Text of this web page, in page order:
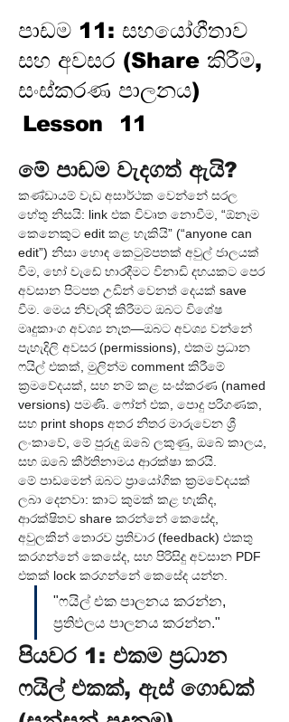
පාඩම 11: සහයෝගීතාව
සහ අවසර (Share කිරීම,
සංස්කරණ පාලනය)
Lesson
11
මේ පාඩම වැදගත් ඇයි?
කණ්ඩායම් වැඩ අසාර්ථක වෙන්නේ සරල
හේතු නිසයි: link එක විවෘත නොවීම, “ඕනෑම
කෙනෙකුට edit කළ හැකියි” (“anyone can
edit”) නිසා හොඳ කෙටුම්පතක් අවුල් ජාලයක්
වීම, හෝ වැඩේ භාරදීමට විනාඩි දහයකට පෙර
අවසාන පිටපත උඩින් වෙනත් දෙයක් save
වීම. මෙය නිවැරදි කිරීමට ඔබට විශේෂ
මෘදුකාංග අවශ්‍ය නැත—ඔබට අවශ්‍ය වන්නේ
පැහැදිලි අවසර (permissions), එකම ප්‍රධාන
ෆයිල් එකක්, මුලින්ම comment කිරීමේ
ක්‍රමවේදයක්, සහ නම් කළ සංස්කරණ (named
versions) පමණි. ෆෝන් එක, පොදු පරිගණක,
සහ print shops අතර නිතර මාරුවෙන ශ්‍රී
ලංකාවේ, මේ පුරුදු ඔබේ ලකුණු, ඔබේ කාලය,
සහ ඔබේ කීර්තිනාමය ආරක්ෂා කරයි.
මේ පාඩමෙන් ඔබට ප්‍රායෝගික ක්‍රමවේදයක්
ලබා දෙනවා: කාට කුමක් කළ හැකිද,
ආරක්ෂිතව share කරන්නේ කෙසේද,
අවුලකින් තොරව ප්‍රතිචාර (feedback) එකතු
කරගන්නේ කෙසේද, සහ පිරිසිදු අවසාන PDF
එකක් lock කරගන්නේ කෙසේද යන්න.
"ෆයිල් එක පාලනය කරන්න,
ප්‍රතිඵලය පාලනය කරන්න."
පියවර 1: එකම ප්‍රධාන
ෆයිල් එකක්, ඇස් ගොඩක්